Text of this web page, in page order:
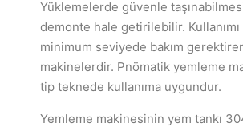
Yüklemelerde güvenle
demonte hale getirilebilir.
minimum seviyede bakım
makinelerdir. Pnömatik yemleme
tip teknede kullanıma uygundur.
Yemleme makinesinin yem tankı